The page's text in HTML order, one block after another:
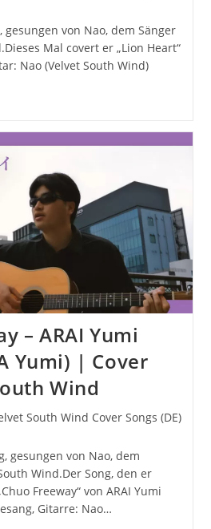
gesungen von Nao, dem Sänger
Mal covert er „Lion Heart“
Nao (Velvet South Wind)
– ARAI Yumi
Yumi) | Cover
Wind
South Wind Cover Songs (DE)
gesungen von Nao, dem
Wind.Der Song, den er
Freeway“ von ARAI Yumi
Gitarre: Nao…